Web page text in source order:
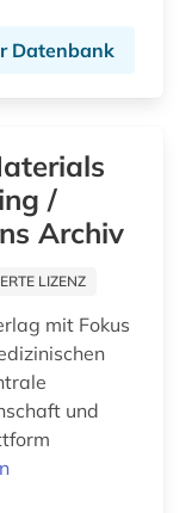
Datenbank
/
Archiv
LIZENZ
mit Fokus
und